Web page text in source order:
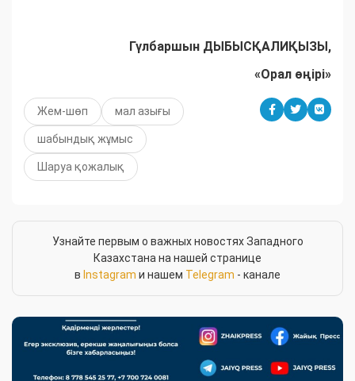
Гүлбаршын ДЫБЫСҚАЛИҚЫЗЫ,
«Орал өңірі»
Жем-шөп мал азығы
шабындық жұмыс
Шаруа қожалық
Узнайте первым о важных новостях Западного
Казахстана на нашей странице
в Instagram и нашем Telegram - канале